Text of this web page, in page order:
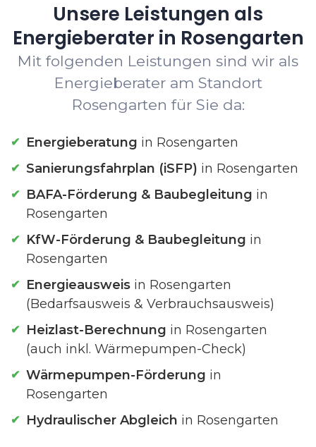
Unsere Leistungen als
Energieberater in Rosengarten
Mit folgenden Leistungen sind wir als
Energieberater am Standort
Rosengarten für Sie da:
Energieberatung in Rosengarten
Sanierungsfahrplan (iSFP) in Rosengarten
BAFA-Förderung & Baubegleitung in
Rosengarten
KfW-Förderung & Baubegleitung in
Rosengarten
Energieausweis in Rosengarten
(Bedarfsausweis & Verbrauchsausweis)
Heizlast-Berechnung in Rosengarten
(auch inkl. Wärmepumpen-Check)
Wärmepumpen-Förderung in
Rosengarten
Hydraulischer Abgleich in Rosengarten